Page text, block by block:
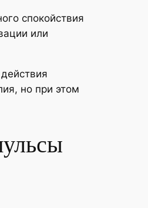
спокойствия
или
но при этом